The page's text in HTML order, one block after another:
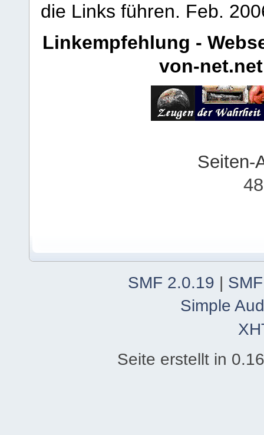
die Links führen. Feb.
Linkempfehlung -
von-net.net
Seiten-
SMF 2.0.19 |
Simple
Seite erstellt in